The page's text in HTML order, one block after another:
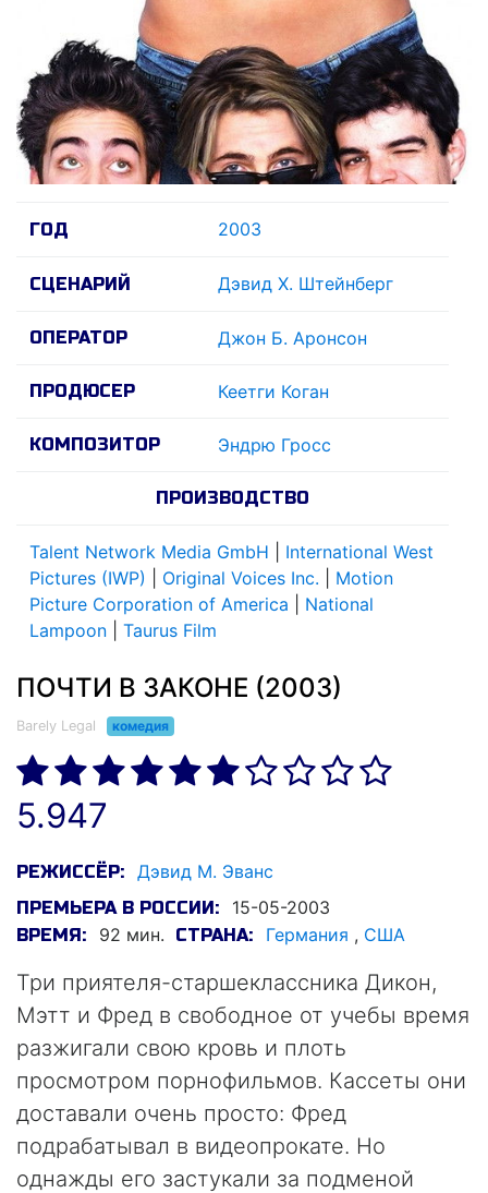
ГОД 2003
СЦЕНАРИЙ Дэвид Х. Штейнберг
ОПЕРАТОР Джон Б. Аронсон
ПРОДЮСЕР Кеетги Коган
КОМПОЗИТОР Эндрю Гросс
ПРОИЗВОДСТВО
Talent Network Media GmbH
International West
Pictures (IWP)
Original Voices Inc.
Motion
Picture Corporation of America
National
Lampoon
Taurus Film
ПОЧТИ В ЗАКОНЕ (2003)
Barely Legal комедия
5.947
РЕЖИССЁР: Дэвид М. Эванс
ПРЕМЬЕРА В РОССИИ: 15-05-2003
ВРЕМЯ: 92 мин. СТРАНА: Германия , США
Три приятеля-старшеклассника Дикон,
Мэтт и Фред в свободное от учебы время
разжигали свою кровь и плоть
просмотром порнофильмов. Кассеты они
доставали очень просто: Фред
подрабатывал в видеопрокате. Но
однажды его застукали за подменой